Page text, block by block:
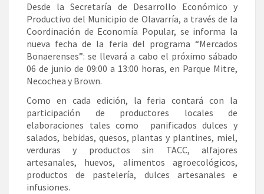
Desde la Secretaría de Desarrollo Económico y
Productivo del Municipio de Olavarría, a través de la
Coordinación de Economía Popular, se informa la
nueva fecha de la feria del programa “Mercados
Bonaerenses”: se llevará a cabo el próximo sábado
06 de junio de 09:00 a 13:00 horas, en Parque Mitre,
Necochea y Brown.
Como en cada edición, la feria contará con la
participación de productores locales de
elaboraciones tales como panificados dulces y
salados, bebidas, quesos, plantas y plantines, miel,
verduras y productos sin TACC, alfajores
artesanales, huevos, alimentos agroecológicos,
productos de pastelería, dulces artesanales e
infusiones.